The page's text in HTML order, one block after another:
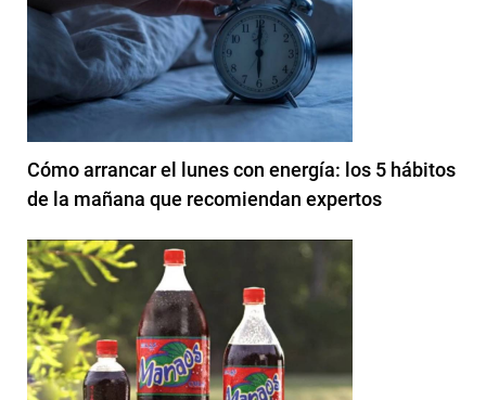
Cómo arrancar el lunes con energía: los 5 hábitos
de la mañana que recomiendan expertos